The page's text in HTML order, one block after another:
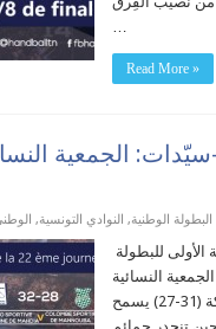
…
Read More »
سيّدات: الجمعية
البطولة الوطنية, النوادي التونسية,
النسائية
بالساحل فوزا ثمينا على حساب تازركة (31-27) يسمح